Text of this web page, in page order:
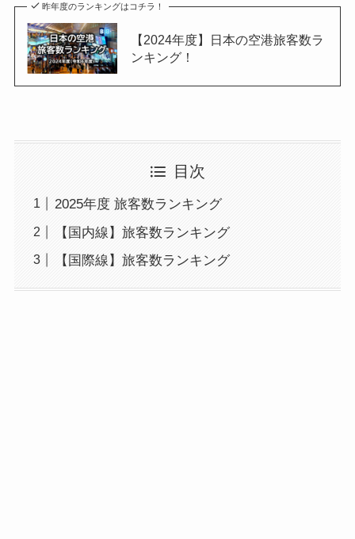
昨年度のランキングはコチラ！
【2024年度】日本の空港旅客数ラ
ンキング！
目次
2025年度 旅客数ランキング
【国内線】旅客数ランキング
【国際線】旅客数ランキング